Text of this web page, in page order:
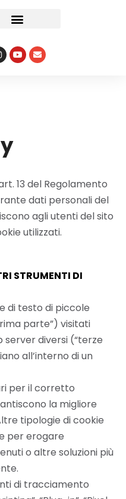
13 del Regolamento
dati personali del
agli utenti del sito
utilizzati.
STRUMENTI DI
di testo di piccole
parte”) visitati
server diversi (“terze
all’interno di un
per il corretto
la migliore
tipologie di cookie
per erogare
o altre soluzioni più
di tracciamento